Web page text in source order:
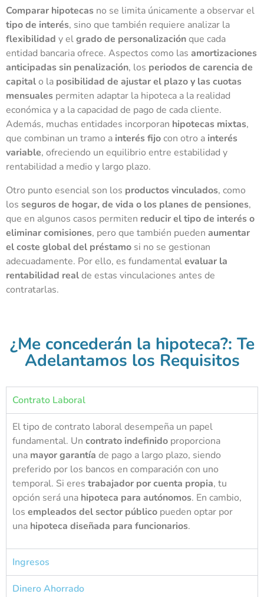
Comparar hipotecas no se limita únicamente a observar el
tipo de interés, sino que también requiere analizar la
flexibilidad y elgrado de personalizaciónque cada
entidad bancaria ofrece. Aspectos como las amortizaciones
anticipadas sin penalización, los periodos de carencia de
capitalo la posibilidad de ajustar el plazo y las cuotas
mensuales permiten adaptar la hipoteca a la realidad
económica y a la capacidad de pago de cada cliente.
Además, muchas entidades incorporan hipotecas mixtas,
que combinan un tramo a interés fijocon otro a interés
variable, ofreciendo un equilibrio entre estabilidad y
rentabilidad a medio y largo plazo.
Otro punto esencial son los productos vinculados, como
los seguros de hogar, de vida o los planes de pensiones,
que en algunos casos permiten reducir el tipo de interés o
eliminar comisiones, pero que también pueden aumentar
el coste global del préstamo si no se gestionan
adecuadamente. Por ello, es fundamentalevaluar la
rentabilidad realde estas vinculaciones antes de
contratarlas.
¿Me concederán la hipoteca?: Te
Adelantamos los Requisitos
Contrato Laboral
El tipo de contrato laboral desempeña un papel
fundamental. Un contrato indefinido proporciona
una mayor garantía de pago a largo plazo, siendo
preferido por los bancos en comparación con uno
temporal. Si eres trabajador por cuenta propia, tu
opción será una hipoteca para autónomos. En cambio,
los empleados del sector público pueden optar por
una hipoteca diseñada para funcionarios.
Ingresos
Dinero Ahorrado